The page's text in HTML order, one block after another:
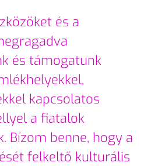
és a
és támogatunk
kapcsolatos
a fiatalok
Bízom benne, hogy a
felkeltő kulturális